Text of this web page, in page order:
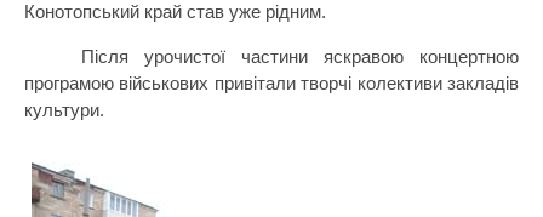
Конотопський край став уже рідним.
Після урочистої частини яскравою концертною
програмою військових привітали творчі колективи закладів
культури.